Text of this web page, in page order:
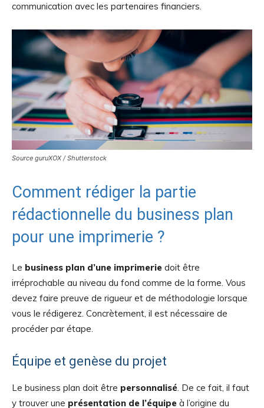
communication avec les partenaires financiers.
Source guruXOX / Shutterstock
Comment rédiger la partie
rédactionnelle du business plan
pour une imprimerie ?
Le business plan d’une imprimerie doit être
irréprochable au niveau du fond comme de la forme. Vous
devez faire preuve de rigueur et de méthodologie lorsque
vous le rédigerez. Concrètement, il est nécessaire de
procéder par étape.
Équipe et genèse du projet
Le business plan doit être personnalisé. De ce fait, il faut
y trouver une présentation de l’équipe à l’origine du